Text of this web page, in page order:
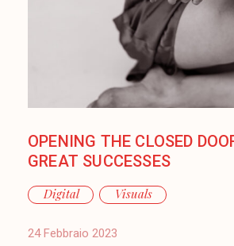
OPENING THE CLOSED
GREAT SUCCESSES
Digital Visuals
24 Febbraio 2023